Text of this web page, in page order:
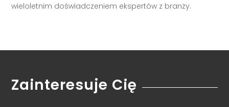
wieloletnim doświadczeniem ekspertów z branży.
Zainteresuje Cię